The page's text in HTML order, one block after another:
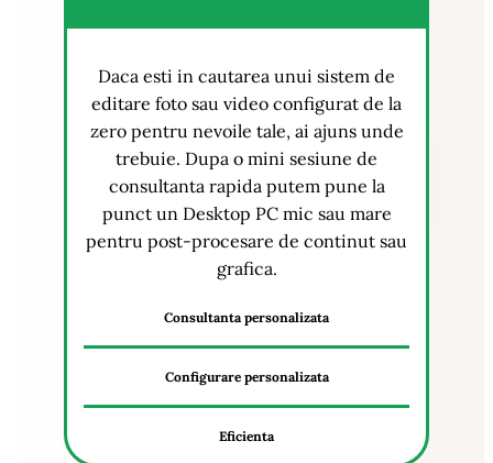
Daca esti in cautarea unui sistem de
editare foto sau video configurat de la
zero pentru nevoile tale, ai ajuns unde
trebuie. Dupa o mini sesiune de
consultanta rapida putem pune la
punct un Desktop PC mic sau mare
pentru post-procesare de continut sau
grafica.
Consultanta personalizata
Configurare personalizata
Eficienta